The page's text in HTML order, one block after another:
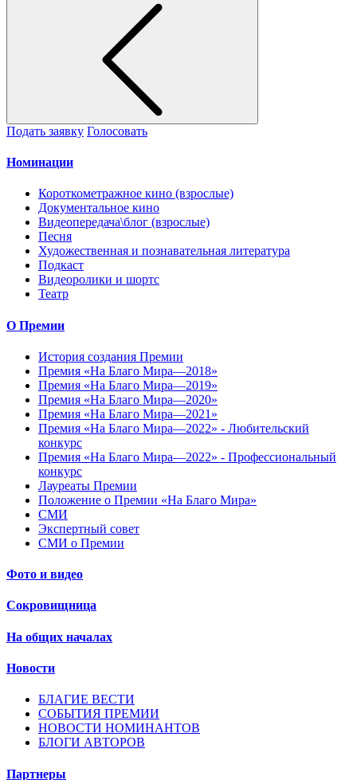
Подать заявку Голосовать
Номинации
Короткометражное кино (взрослые)
Документальное кино
Видеопередача\блог (взрослые)
Песня
Художественная и познавательная литература
Подкаст
Видеоролики и шортс
Театр
О Премии
История создания Премии
Премия «На Благо Мира—2018»
Премия «На Благо Мира—2019»
Премия «На Благо Мира—2020»
Премия «На Благо Мира—2021»
Премия «На Благо Мира—2022» - Любительский
конкурс
Премия «На Благо Мира—2022» - Профессиональный
конкурс
Лауреаты Премии
Положение о Премии «На Благо Мира»
СМИ
Экспертный совет
СМИ о Премии
Фото и видео
Сокровищница
На общих началах
Новости
БЛАГИЕ ВЕСТИ
СОБЫТИЯ ПРЕМИИ
НОВОСТИ НОМИНАНТОВ
БЛОГИ АВТОРОВ
Партнеры